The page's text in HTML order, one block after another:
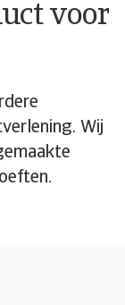
voor
Wij